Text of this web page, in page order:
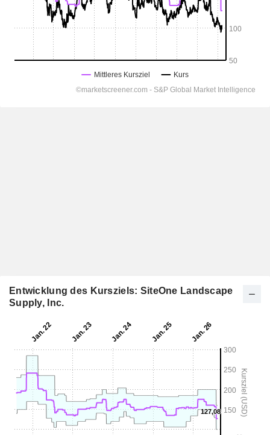
Entwicklung des Kursziels: SiteOne Landscape
Supply, Inc.